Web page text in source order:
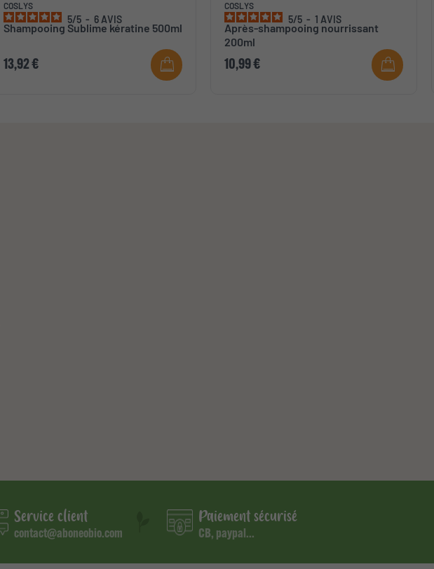
COSLYS
5/5 - 6 AVIS
Shampooing Sublime kératine 500ml
13,92 €
COSLYS
5/5 - 1 AVIS
Après-shampooing nourrissant
200ml
10,99 €
Service client
contact@aboneobio.com
Paiement sécurisé
CB, paypal...